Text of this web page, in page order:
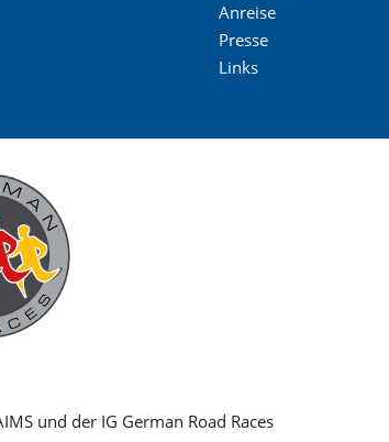
Anreise
Presse
Links
und der IG German Road Races